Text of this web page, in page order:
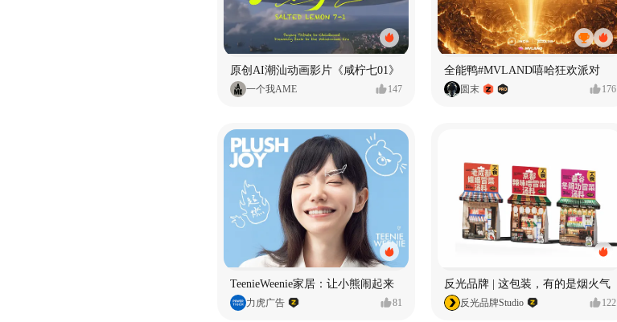
原创AI潮汕动画影片《咸柠七01》
一个我AME 147
全能鸭#MVLAND嘻哈狂欢派对
圆末 176
TeenieWeenie家居：让小熊闹起来
力虎广告 81
反光品牌 | 这包装，有的是烟火气
反光品牌Studio 122